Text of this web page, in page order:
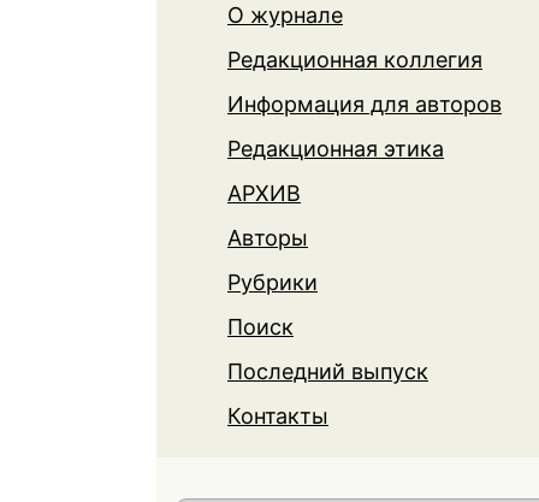
О журнале
Редакционная коллегия
Информация для авторов
Редакционная этика
АРХИВ
Авторы
Рубрики
Поиск
Последний выпуск
Контакты